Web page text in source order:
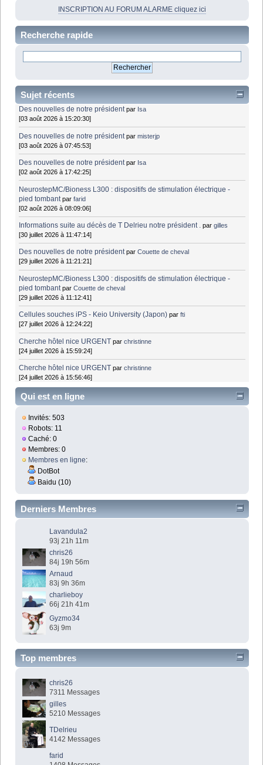
INSCRIPTION AU FORUM ALARME cliquez ici
Recherche rapide
Sujet récents
Des nouvelles de notre président par Isa
[03 août 2026 à 15:20:30]
Des nouvelles de notre président parmisterjp
[03 août 2026 à 07:45:53]
Des nouvelles de notre président par Isa
[02 août 2026 à 17:42:25]
NeurostepMC/Bioness L300 : dispositifs de stimulation électrique -
pied tombant parfarid
[02 août 2026 à 08:09:06]
Informations suite au décès de T Delrieu notre président . pargilles
[30 juillet 2026 à 11:47:14]
Des nouvelles de notre président parCouette de cheval
[29 juillet 2026 à 11:21:21]
NeurostepMC/Bioness L300 : dispositifs de stimulation électrique -
pied tombant parCouette de cheval
[29 juillet 2026 à 11:12:41]
Cellules souches iPS - Keio University (Japon) parfti
[27 juillet 2026 à 12:24:22]
Cherche hôtel nice URGENT parchristinne
[24 juillet 2026 à 15:59:24]
Cherche hôtel nice URGENT parchristinne
[24 juillet 2026 à 15:56:46]
Qui est en ligne
Invités: 503
Robots: 11
Caché: 0
Membres: 0
Membres en ligne:
DotBot
Baidu (10)
Derniers Membres
Lavandula2
93j 21h 11m
chris26
84j 19h 56m
Arnaud
83j 9h 36m
charlieboy
66j 21h 41m
Gyzmo34
63j 9m
Top membres
chris26
7311 Messages
gilles
5210 Messages
TDelrieu
4142 Messages
farid